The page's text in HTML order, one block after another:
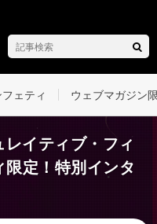
ェティ ウェブマガジン
イティブ・フィ
定！特別インタ